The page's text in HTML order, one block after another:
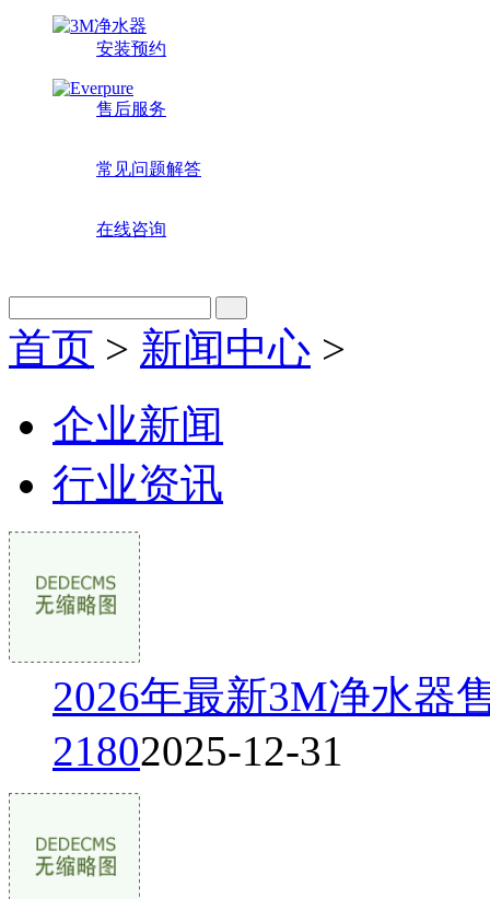
安装预约
售后服务
常见问题解答
在线咨询
首页 > 新闻中心 >
企业新闻
行业资讯
2026年最新3M净水器
21802025-12-31